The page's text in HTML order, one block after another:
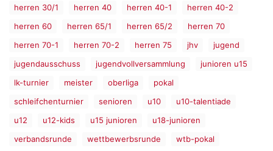
herren 30/1
herren 40 herren 40-1
herren 40-2
herren 60
herren 65/1 herren 65/2
herren 70
herren 70-1
herren 70-2 herren 75 jhv
jugend
jugendausschuss
jugendvollversammlung
junioren u15
lk-turnier
meister oberliga
pokal
schleifchenturnier
senioren u10
u10-talentiade
u12
u12-kids u15 junioren
u18-junioren
verbandsrunde
wettbewerbsrunde wtb-pokal